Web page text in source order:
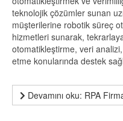
teknolojik çözümler sunan
müşterilerine robotik süreç
hizmetleri sunarak,
otomatikleştirme, veri
etme konularında destek
Devamını oku: RPA